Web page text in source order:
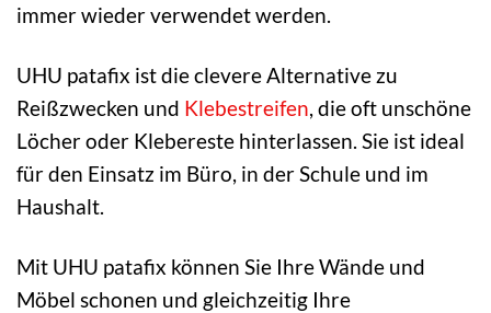
immer wieder verwendet werden.
UHU patafix ist die clevere Alternative zu
Reißzwecken und Klebestreifen, die oft unschöne
Löcher oder Klebereste hinterlassen. Sie ist ideal
für den Einsatz im Büro, in der Schule und im
Haushalt.
Mit UHU patafix können Sie Ihre Wände und
Möbel schonen und gleichzeitig Ihre